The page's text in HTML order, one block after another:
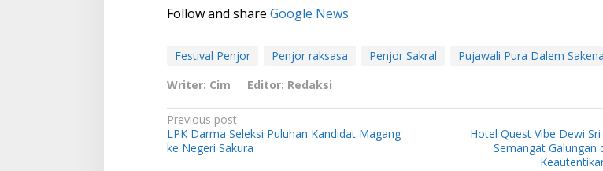
Follow and share Google News
Festival Penjor Penjor raksasa Penjor Sakral
Pujawali Pura Dalem
Writer: Cim
Editor: Redaksi
P
o
Previous post
LPK Darma Seleksi Puluhan Kandidat Magang
ke Negeri Sakura
Hotel Quest Vibe Dewi
Semangat Galungan